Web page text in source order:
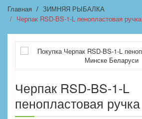
Главная
ЗИМНЯЯ РЫБАЛКА
Черпак RSD-BS-1-L пенопластовая ручка
Черпак RSD-BS-1-L
пенопластовая ручка